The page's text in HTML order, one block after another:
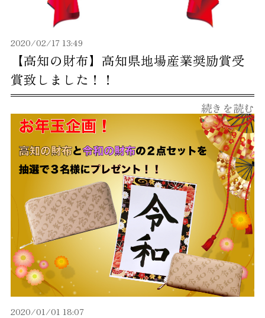
【高知の財布】高知県地場産業奨励賞受
賞致しました！！
2020/02/17 13:49
続きを読む
2020/01/01 18:07